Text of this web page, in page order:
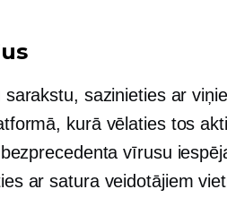
sazinieties ar
kurā vēlaties tos
vīrusu
ar satura veidotājiem